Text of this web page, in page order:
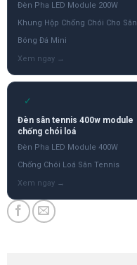
Đèn Pha LED Module 200W
Khung Hộp Chống Chói Cho Sân
Bóng Đá Mini
✓
Đèn sân tennis 400w module
chống chói loá
Đèn Pha LED Module 400W
Chống Chói Loá Sân Tennis